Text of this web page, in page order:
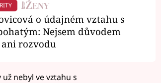
o údajném vztahu s
Nejsem důvodem
rozvodu
nebyl ve vztahu s